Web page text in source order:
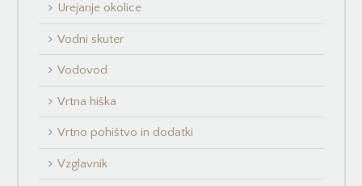
Urejanje okolice
Vodni skuter
Vodovod
Vrtna hiška
Vrtno pohištvo in dodatki
Vzglavnik